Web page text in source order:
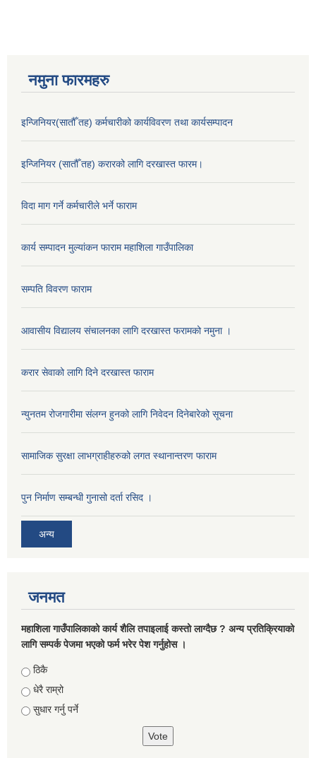
नमुना फारमहरु
इन्जिनियर(सातौँ तह) कर्मचारीको कार्यविवरण तथा कार्यसम्पादन
इन्जिनियर (सातौँ तह) करारको लागि दरखास्त फारम।
विदा माग गर्ने कर्मचारीले भर्ने फाराम
कार्य सम्पादन मुल्यांकन फाराम महाशिला गाउँपालिका
सम्पति विवरण फाराम
आवासीय विद्यालय संचालनका लागि दरखास्त फरामको नमुना ।
करार सेवाको लागि दिने दरखास्त फाराम
न्युनतम रोजगारीमा संलग्न हुनको लागि निवेदन दिनेबारेको सूचना
सामाजिक सुरक्षा लाभग्राहीहरुको लगत स्थानान्तरण फाराम
पुन निर्माण सम्बन्धी गुनासो दर्ता रसिद ।
अन्य
जनमत
महाशिला गाउँपालिकाको कार्य शैलि तपाइलाई कस्तो लाग्दैछ ? अन्य प्रतिक्रियाको
लागि सम्पर्क पेजमा भएको फर्म भरेर पेश गर्नुहोस ।
Choices
ठिकै
धेरै राम्रो
सुधार गर्नु पर्ने